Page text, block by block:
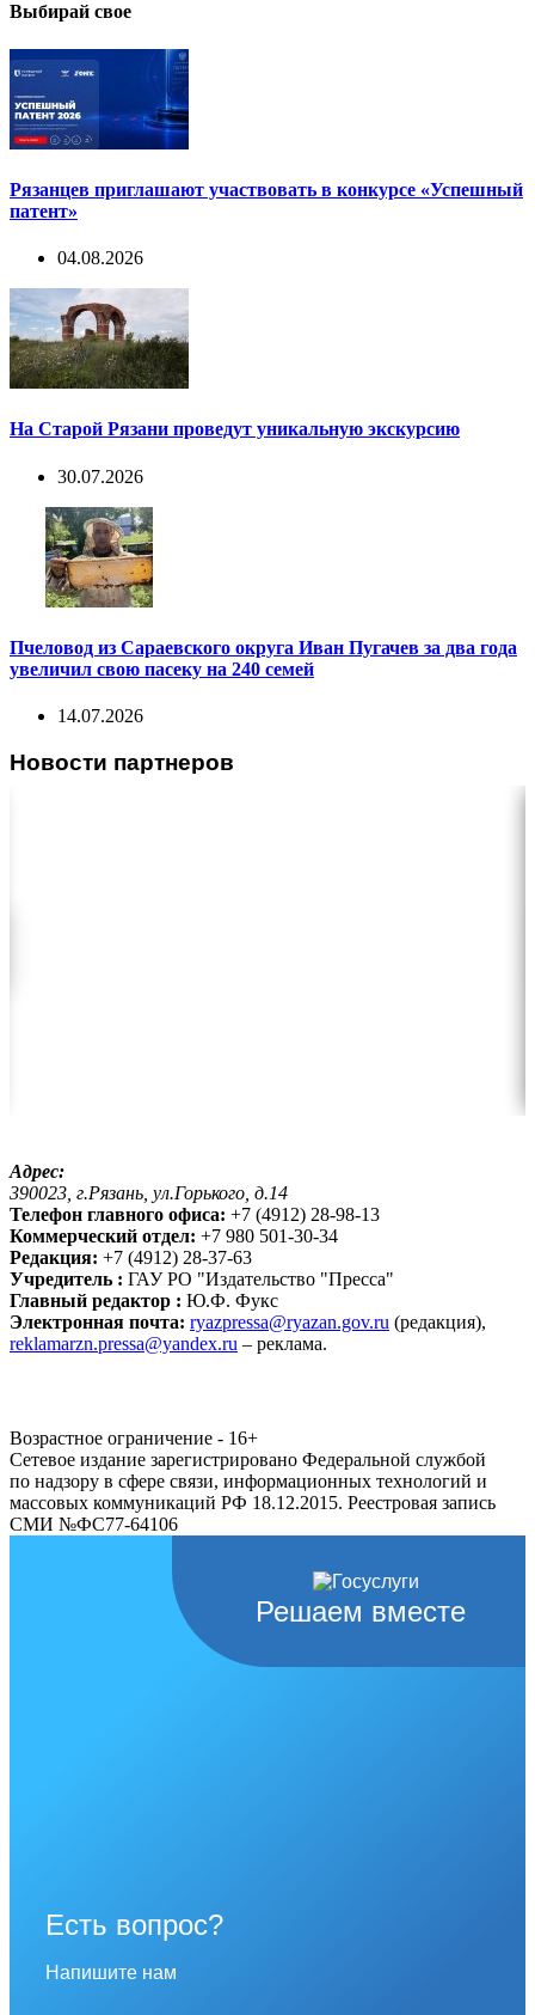
Выбирай свое
Рязанцев приглашают участвовать в конкурсе «Успешный
патент»
04.08.2026
На Старой Рязани проведут уникальную экскурсию
30.07.2026
Пчеловод из Сараевского округа Иван Пугачев за два года
увеличил свою пасеку на 240 семей
14.07.2026
Новости партнеров
Адрес:
390023, г.Рязань, ул.Горького, д.14
Телефон главного офиса: +7 (4912) 28-98-13
Коммерческий отдел: +7 980 501-30-34
Редакция: +7 (4912) 28-37-63
Учредитель : ГАУ РО "Издательство "Пресса"
Главный редактор : Ю.Ф. Фукс
Электронная почта: ryazpressa@ryazan.gov.ru (редакция),
reklamarzn.pressa@yandex.ru – реклама.
Возрастное ограничение - 16+
Сетевое издание зарегистрировано Федеральной службой
по надзору в сфере связи, информационных технологий и
массовых коммуникаций РФ 18.12.2015. Реестровая запись
СМИ №ФС77-64106
Решаем вместе
Есть вопрос?
Напишите нам